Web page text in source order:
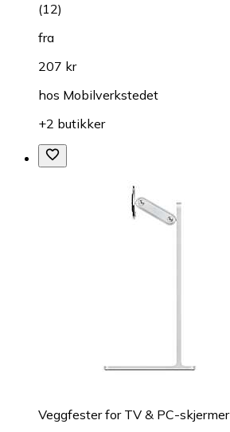
(12)
fra
207 kr
hos Mobilverkstedet
+2 butikker
Veggfester for TV & PC-skjermer